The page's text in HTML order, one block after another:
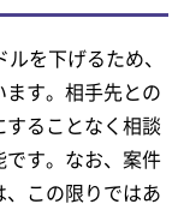
を下げるため、
す。相手先との
ることなく相談
す。なお、案件
この限りではあ